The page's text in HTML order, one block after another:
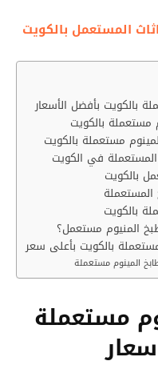
المستعمل بالكويت
بالكويت بأفضل الأسعار
مستعملة بالكويت
مستعملة بالكويت
في الكويت
بالكويت
بالكويت
المنيوم مستعمل؟
بالكويت بأعلى سعر
المينوم مستعملة
مستعملة